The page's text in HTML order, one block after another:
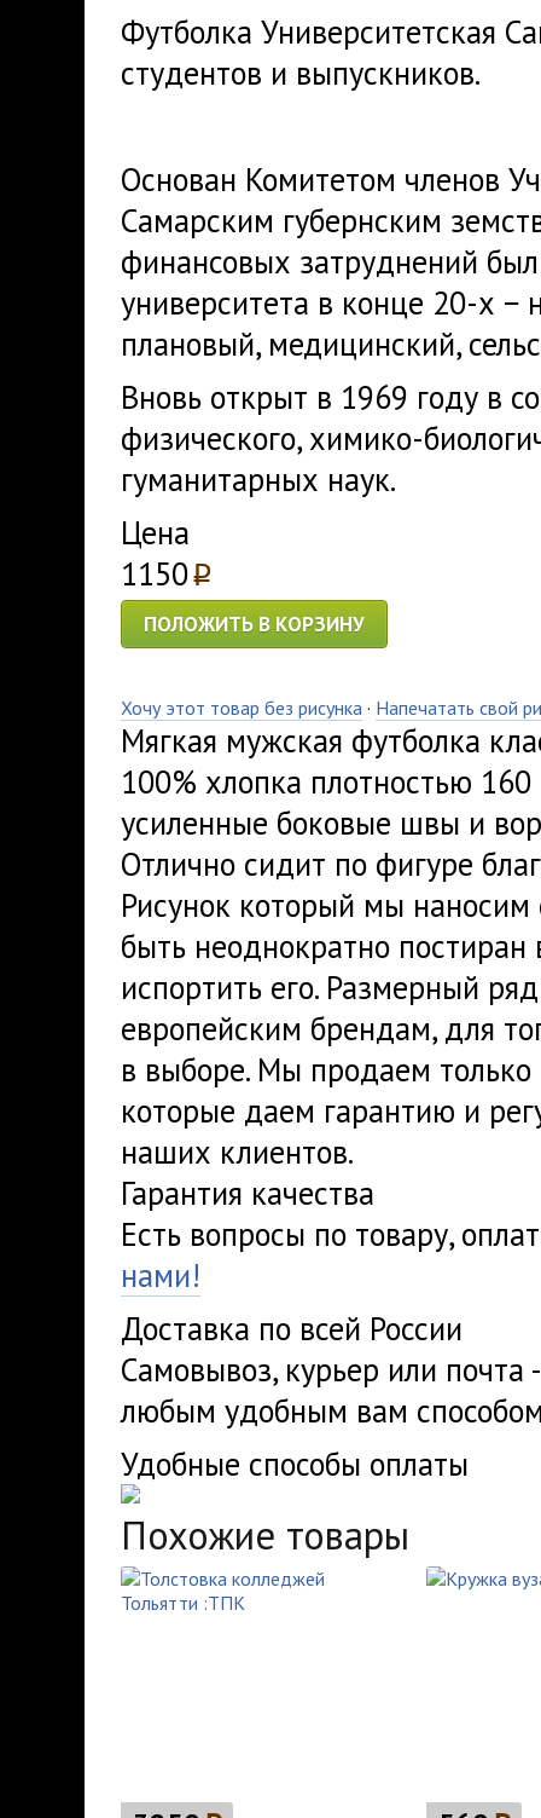
Футболка Университетская
студентов и выпускников.
Основан Комитетом членов
Самарским губернским
финансовых затруднений
университета в конце 20-х −
плановый, медицинский,
Вновь открыт в 1969 году в
физического, химико-
гуманитарных наук.
Цена
1150p
ПОЛОЖИТЬ В КОРЗИНУ
Хочу этот товар без рисунка · Напечатать свой
Мягкая мужская футболка
100% хлопка плотностью
усиленные боковые швы и
Отлично сидит по фигуре
Рисунок который мы
быть неоднократно
испортить его. Размерный
европейским брендам, для
в выборе. Мы продаем только
которые даем гарантию и
наших клиентов.
Гарантия качества
Есть вопросы по товару,
нами!
Доставка по всей России
Самовывоз, курьер или
любым удобным вам
Удобные способы оплаты
Похожие товары